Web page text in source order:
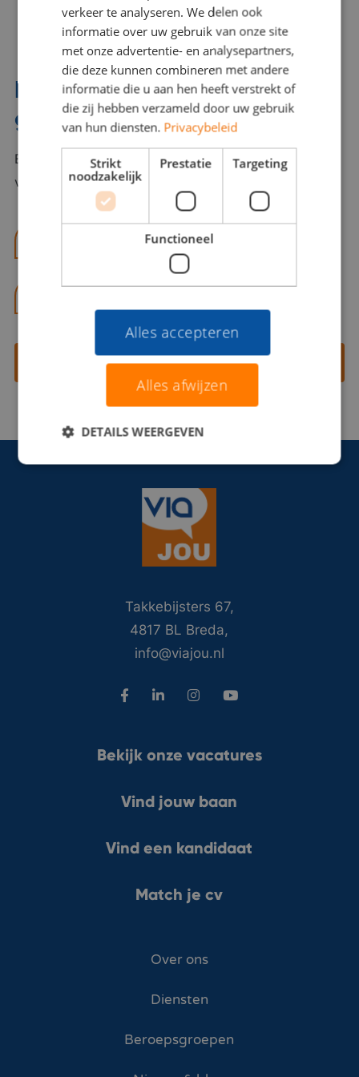
Interesse? Benno helpt je
graag verder!
Bel of mail Benno met al jouw vragen. Benno staat
voor je klaar en helpt je graag!
benno@viajou.nl
Contact opnemen
Takkebijsters 67,
4817 BL Breda,
info@viajou.nl
Bekijk onze vacatures
Vind jouw baan
Vind een kandidaat
Match je cv
Over ons
Diensten
Beroepsgroepen
verkeer te analyseren. We delen ook
informatie over uw gebruik van onze site
met onze advertentie- en analysepartners,
die deze kunnen combineren met andere
informatie die u aan hen heeft verstrekt of
die zij hebben verzameld door uw gebruik
van hun diensten. Privacybeleid
Strikt
noodzakelijk
Prestatie Targeting
Functioneel
Alles accepteren
Alles afwijzen
DETAILS WEERGEVEN